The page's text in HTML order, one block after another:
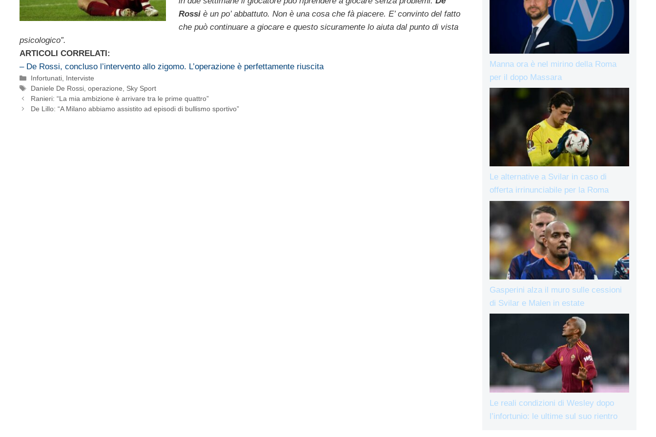
Rossiè un po’ abbattuto. Non è una cosa che fà piacere. E’ convinto del fatto
che può continuare a giocare e questo sicuramente lo aiuta dal punto di vista
psicologico”.
ARTICOLI CORRELATI:
– De Rossi, concluso l’intervento allo zigomo. L’operazione è perfettamente riuscita
Categorie
Infortunati, Interviste
Tag
Daniele De Rossi,operazione, Sky Sport
Ranieri: “La mia ambizione è arrivare tra le prime quattro”
De Lillo: “A Milano abbiamo assistito ad episodi di bullismo sportivo”
Manna ora è nel mirino della Roma
per il dopo Massara
Le alternative a Svilar in caso di
offerta irrinunciabile per la Roma
Gasperini alza il muro sulle cessioni
di Svilar e Malen in estate
Le reali condizioni di Wesley dopo
l’infortunio: le ultime sul suo rientro